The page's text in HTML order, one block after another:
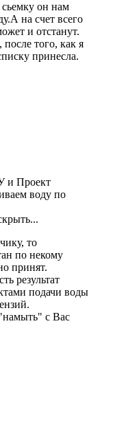
он нам
на счет всего
и отстанут.
того, как я
принесла.
и Проект
воду по
то
по некому
принят.
результат
подачи воды
с Вас